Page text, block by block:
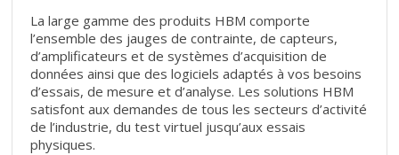
La large gamme des produits HBM comporte
l’ensemble des jauges de contrainte, de capteurs,
d’amplificateurs et de systèmes d’acquisition de
données ainsi que des logiciels adaptés à vos besoins
d’essais, de mesure et d’analyse. Les solutions HBM
satisfont aux demandes de tous les secteurs d’activité
de l’industrie, du test virtuel jusqu’aux essais
physiques.